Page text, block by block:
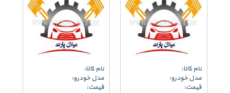
نام کالا:
مدل خودرو:
قیمت:
نام کالا:
مدل خودرو:
قیمت: